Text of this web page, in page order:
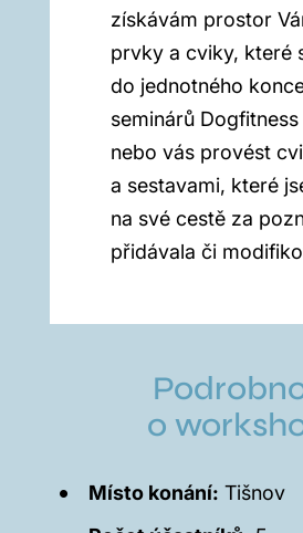
získávám prostor
prvky a cviky, které
do jednotného
seminárů
nebo vás provést
a sestavami, které
na své cestě za
přidávala či
o
Místo konání: Tišnov